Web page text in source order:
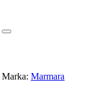
Marka: Marmara